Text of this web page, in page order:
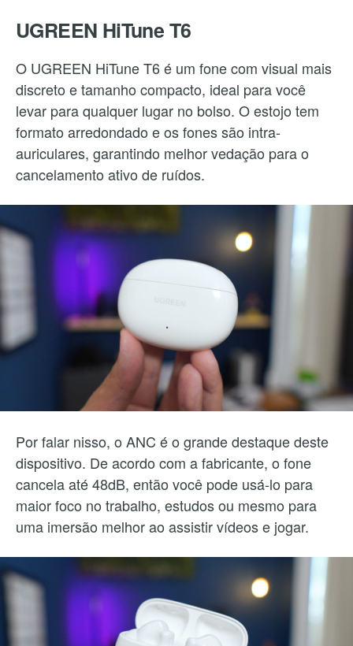
UGREEN HiTune T6
O UGREEN HiTune T6 é um fone com visual mais
discreto e tamanho compacto, ideal para você
levar para qualquer lugar no bolso. O estojo tem
formato arredondado e os fones são intra-
auriculares, garantindo melhor vedação para o
cancelamento ativo de ruídos.
Por falar nisso, o ANC é o grande destaque deste
dispositivo. De acordo com a fabricante, o fone
cancela até 48dB, então você pode usá-lo para
maior foco no trabalho, estudos ou mesmo para
uma imersão melhor ao assistir vídeos e jogar.